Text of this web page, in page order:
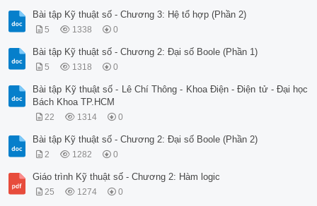
Bài tập Kỹ thuật số - Chương 3: Hệ tổ hợp (Phần 2)
5 1338 0
Bài tập Kỹ thuật số - Chương 2: Đại số Boole (Phần 1)
5 1318 0
Bài tập Kỹ thuật số - Lê Chí Thông - Khoa Điện - Điện tử - Đại học
Bách Khoa TP.HCM
22 1314 0
Bài tập Kỹ thuật số - Chương 2: Đại số Boole (Phần 2)
2 1282 0
Giáo trình Kỹ thuật số - Chương 2: Hàm logic
25 1274 0